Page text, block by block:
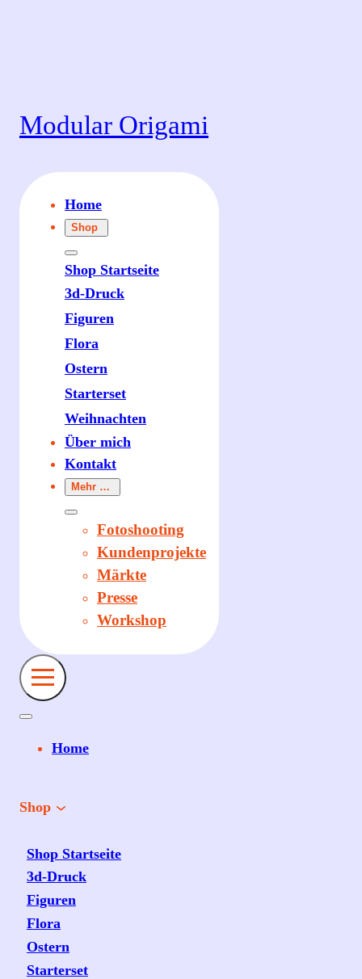
Modular Origami
Home
Shop
Shop Startseite
3d-Druck
Figuren
Flora
Ostern
Starterset
Weihnachten
Über mich
Kontakt
Mehr …
Fotoshooting
Kundenprojekte
Märkte
Presse
Workshop
Home
Shop
Shop Startseite
3d-Druck
Figuren
Flora
Ostern
Starterset